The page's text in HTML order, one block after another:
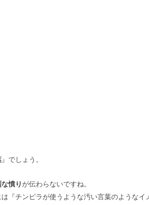
』でしょう。
憤りが伝わらないですね。
『チンピラが使うような汚い言葉のようなイ